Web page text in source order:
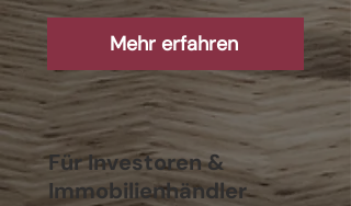
Mehr erfahren
Für Investoren &
Immobilienhändler